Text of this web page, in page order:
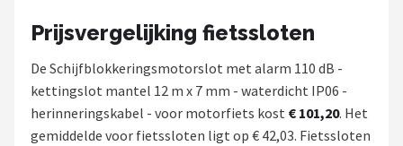
Prijsvergelijking fietssloten
De Schijfblokkeringsmotorslot met alarm 110 dB -
kettingslot mantel 12 m x 7 mm - waterdicht IP06 -
herinneringskabel - voor motorfiets kost € 101,20. Het
gemiddelde voor fietssloten ligt op € 42,03. Fietssloten